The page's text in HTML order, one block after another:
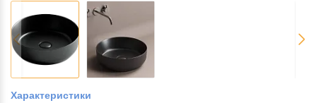
Характеристики